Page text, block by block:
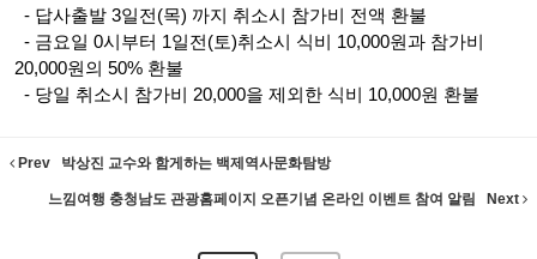
- 답사출발 3일전(목) 까지 취소시 참가비 전액 환불
- 금요일 0시부터 1일전(토)취소시 식비 10,000원과 참가비
20,000원의 50% 환불
- 당일 취소시 참가비 20,000을 제외한 식비 10,000원 환불
Prev 박상진 교수와 함게하는 백제역사문화탐방
느낌여행 충청남도 관광홈페이지 오픈기념 온라인 이벤트 참여 알림 Next